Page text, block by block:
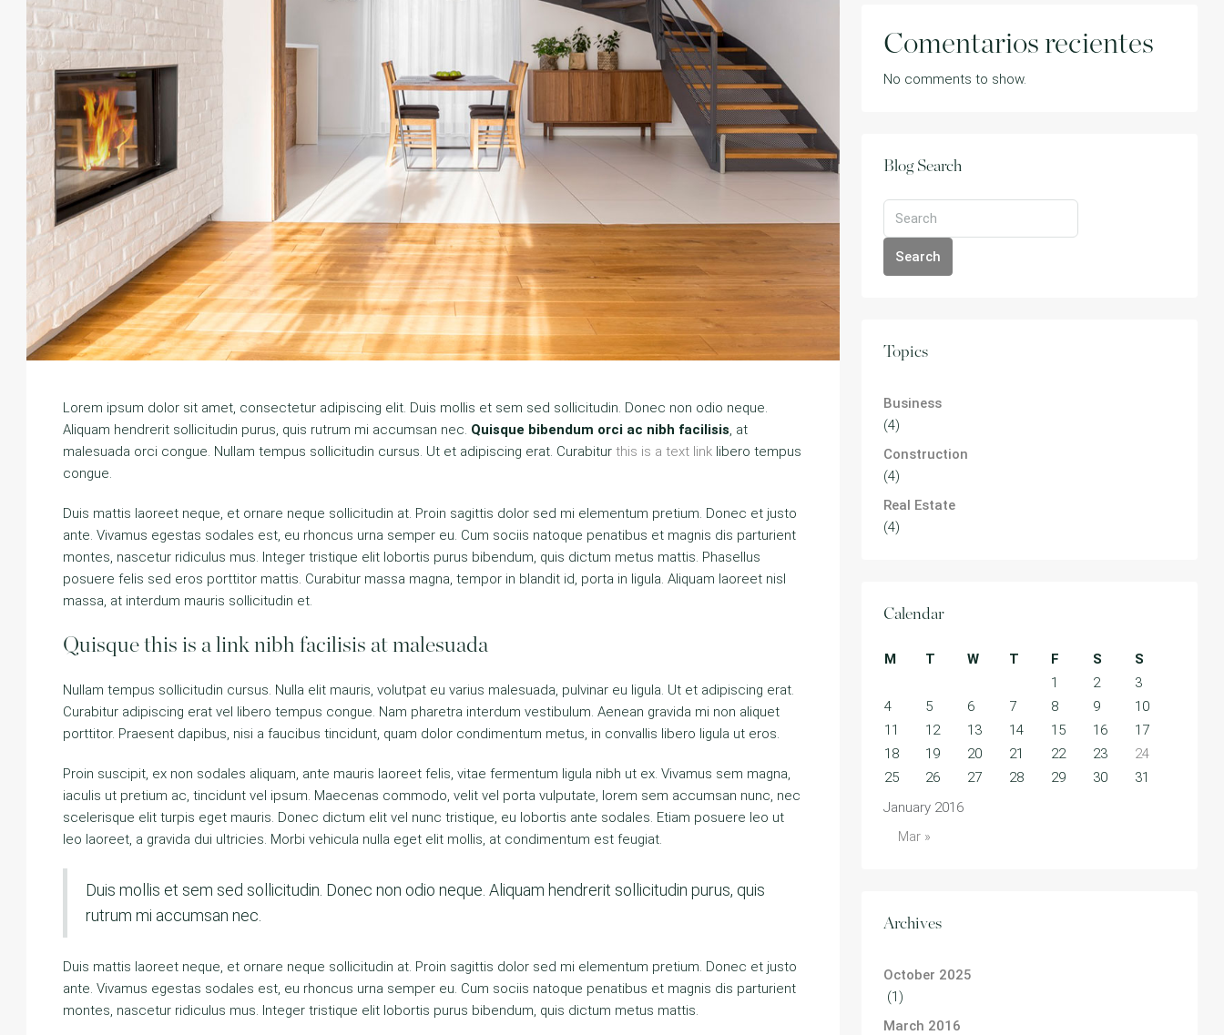
Lorem ipsum dolor sit amet, consectetur adipiscing elit. Duis mollis et sem sed sollicitudin. Donec non odio neque.
Aliquam hendrerit sollicitudin purus, quis rutrum mi accumsan nec. Quisque bibendum orci ac nibh facilisis, at
malesuada orci congue. Nullam tempus sollicitudin cursus. Ut et adipiscing erat. Curabitur this is a text link libero tempus
congue.
Duis mattis laoreet neque, et ornare neque sollicitudin at. Proin sagittis dolor sed mi elementum pretium. Donec et justo
ante. Vivamus egestas sodales est, eu rhoncus urna semper eu. Cum sociis natoque penatibus et magnis dis parturient
montes, nascetur ridiculus mus. Integer tristique elit lobortis purus bibendum, quis dictum metus mattis. Phasellus
posuere felis sed eros porttitor mattis. Curabitur massa magna, tempor in blandit id, porta in ligula. Aliquam laoreet nisl
massa, at interdum mauris sollicitudin et.
Quisque this is a link nibh facilisis at malesuada
Nullam tempus sollicitudin cursus. Nulla elit mauris, volutpat eu varius malesuada, pulvinar eu ligula. Ut et adipiscing erat.
Curabitur adipiscing erat vel libero tempus congue. Nam pharetra interdum vestibulum. Aenean gravida mi non aliquet
porttitor. Praesent dapibus, nisi a faucibus tincidunt, quam dolor condimentum metus, in convallis libero ligula ut eros.
Proin suscipit, ex non sodales aliquam, ante mauris laoreet felis, vitae fermentum ligula nibh ut ex. Vivamus sem magna,
iaculis ut pretium ac, tincidunt vel ipsum. Maecenas commodo, velit vel porta vulputate, lorem sem accumsan nunc, nec
scelerisque elit turpis eget mauris. Donec dictum elit vel nunc tristique, eu lobortis ante sodales. Etiam posuere leo ut
leo laoreet, a gravida dui ultricies. Morbi vehicula nulla eget elit mollis, at condimentum est feugiat.
Duis mollis et sem sed sollicitudin. Donec non odio neque. Aliquam hendrerit sollicitudin purus, quis
rutrum mi accumsan nec.
Duis mattis laoreet neque, et ornare neque sollicitudin at. Proin sagittis dolor sed mi elementum pretium. Donec et justo
ante. Vivamus egestas sodales est, eu rhoncus urna semper eu. Cum sociis natoque penatibus et magnis dis parturient
montes, nascetur ridiculus mus. Integer tristique elit lobortis purus bibendum, quis dictum metus mattis.
Comentarios recientes
No comments to show.
Blog Search
Search
Topics
Business
(4)
Construction
(4)
Real Estate
(4)
Calendar
January 2016
M T W T F S
S
1
2
3
4
5 6 7 8 9
10
11
12 13 14 15 16
17
18
19 20 21 22 23
24
25
26 27 28 29 30 31
Mar »
Archives
October 2025
(1)
March 2016